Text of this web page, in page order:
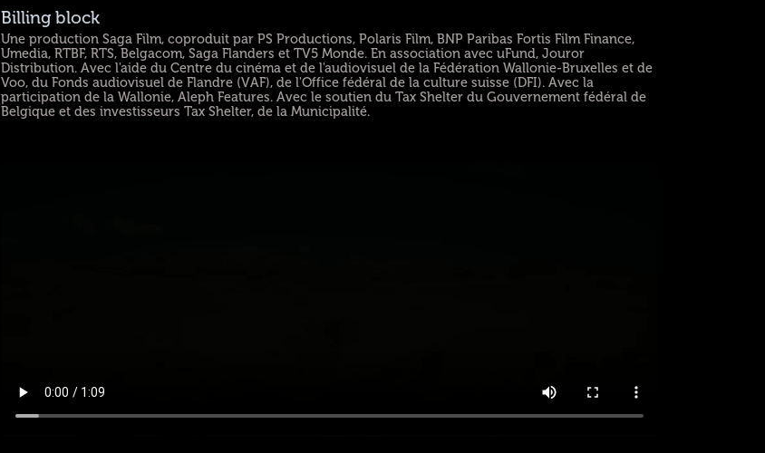
Billing block
Une production Saga Film, coproduit par PS Productions, Polaris Film, BNP Paribas Fortis Film Finance,
Umedia, RTBF, RTS, Belgacom, Saga Flanders et TV5 Monde. En association avec uFund, Jouror
Distribution. Avec l'aide du Centre du cinéma et de l'audiovisuel de la Fédération Wallonie-Bruxelles et de
Voo, du Fonds audiovisuel de Flandre (VAF), de l'Office fédéral de la culture suisse (DFI). Avec la
participation de la Wallonie, Aleph Features. Avec le soutien du Tax Shelter du Gouvernement fédéral de
Belgique et des investisseurs Tax Shelter, de la Municipalité.